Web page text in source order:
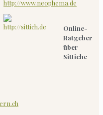
http://www.neophema.de
Online-
Ratgeber
über
Sittiche